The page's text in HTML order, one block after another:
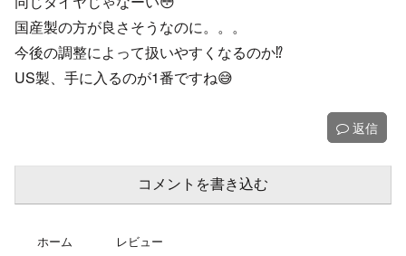
国産製の方が良さそうなのに。。。
今後の調整によって扱いやすくなるのか⁉️
US製、手に入るのが1番ですね😅
返信
コメントを書き込む
ホーム レビュー